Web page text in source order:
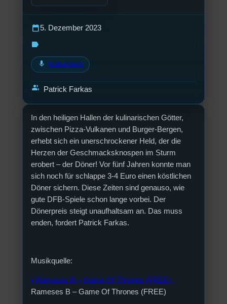
In den heiligen Hallen der kulinarischen Götter,
zwischen Pizza-Vulkanen und Burger-Bergen,
erhebt sich ein unerschrockener Held, der die
Herzen der Geschmacksknospen im Sturm
erobert – der Döner! Vor fünf Jahren konnte man
sich noch für schlappe 3-4 Euro einen köstlichen
Döner sichern. Diese Zeiten sind genauso, wie
gute DFB-Spiele schon lange vorbei. Der
Dönerpreis steigt unaufhaltsam an. Das muss
enden, fordert Patrick Farkas.
Musikquelle:
• Rameses B – Game Of Thrones (FREE)
Rameses B – Game Of Thrones (FREE)
calendar_today5. Dezember 2023
label
mic Kulturcheck
group Patrick Farkas